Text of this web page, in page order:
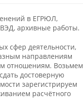
в ЕГРЮЛ,
архивные работы.
сфер деятельности,
направлениям
отношениям. Возьмем
достоверную
зарегистрируем
расчётного